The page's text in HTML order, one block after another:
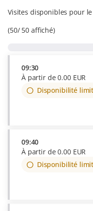
Visites disponibles pour
50 50 affiché
09:30
À partir de0.00 EUR
Disponibilité
09:40
À partir de0.00 EUR
Disponibilité